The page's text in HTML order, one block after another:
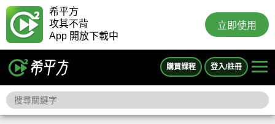
希平方
攻其不背
App 開放下載中
立即使用
購買課程 登入/註冊